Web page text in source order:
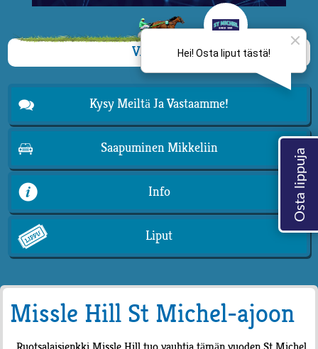
VALIKKO
Kysy Meiltä Ja Vastaamme!
Saapuminen Mikkeliin
Info
Liput
Missle Hill St Michel-ajoon